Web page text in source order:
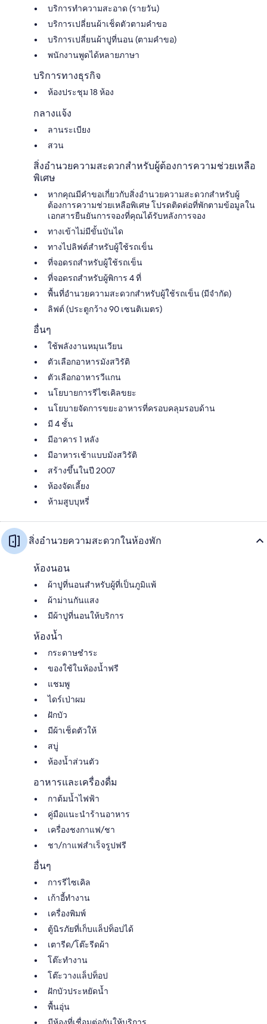
บริการทำความสะอาด (รายวัน)
บริการเปลี่ยนผ้าเช็ดตัวตามคำขอ
บริการเปลี่ยนผ้าปูที่นอน (ตามคำขอ)
พนักงานพูดได้หลายภาษา
บริการทางธุรกิจ
ห้องประชุม 18 ห้อง
กลางแจ้ง
ลานระเบียง
สวน
สิ่งอำนวยความสะดวกสำหรับผู้ต้องการความช่วยเหลือ
พิเศษ
หากคุณมีคำขอเกี่ยวกับสิ่งอำนวยความสะดวกสำหรับผู้
ต้องการความช่วยเหลือพิเศษ โปรดติดต่อที่พักตามข้อมูลใน
เอกสารยืนยันการจองที่คุณได้รับหลังการจอง
ทางเข้าไม่มีขั้นบันได
ทางไปลิฟต์สำหรับผู้ใช้รถเข็น
ที่จอดรถสำหรับผู้ใช้รถเข็น
ที่จอดรถสำหรับผู้พิการ 4 ที่
พื้นที่อำนวยความสะดวกสำหรับผู้ใช้รถเข็น (มีจำกัด)
ลิฟต์ (ประตูกว้าง 90 เซนติเมตร)
อื่นๆ
ใช้พลังงานหมุนเวียน
ตัวเลือกอาหารมังสวิรัติ
ตัวเลือกอาหารวีแกน
นโยบายการรีไซเคิลขยะ
นโยบายจัดการขยะอาหารที่ครอบคลุมรอบด้าน
มี 4 ชั้น
มีอาคาร 1 หลัง
มีอาหารเช้าแบบมังสวิรัติ
สร้างขึ้นในปี 2007
ห้องจัดเลี้ยง
ห้ามสูบบุหรี่
สิ่งอำนวยความสะดวกในห้องพัก
ห้องนอน
ผ้าปูที่นอนสำหรับผู้ที่เป็นภูมิแพ้
ผ้าม่านกันแสง
มีผ้าปูที่นอนให้บริการ
ห้องน้ำ
กระดาษชำระ
ของใช้ในห้องน้ำฟรี
แชมพู
ไดร์เป่าผม
ฝักบัว
มีผ้าเช็ดตัวให้
สบู่
ห้องน้ำส่วนตัว
อาหารและเครื่องดื่ม
กาต้มน้ำไฟฟ้า
คู่มือแนะนำร้านอาหาร
เครื่องชงกาแฟ/ชา
ชา/กาแฟสำเร็จรูปฟรี
อื่นๆ
การรีไซเคิล
เก้าอี้ทำงาน
เครื่องพิมพ์
ตู้นิรภัยที่เก็บแล็ปท็อปได้
เตารีด/โต๊ะรีดผ้า
โต๊ะทำงาน
โต๊ะวางแล็ปท็อป
ฝักบัวประหยัดน้ำ
พื้นอุ่น